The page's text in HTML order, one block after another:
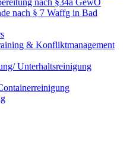
nach §34a GewO
nach § 7 Waffg in Bad
& Konfliktmanagement
Unterhaltsreinigung